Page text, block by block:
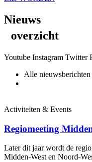
Nieuws
overzicht
Youtube Instagram Twitter
Alle nieuwsberichten
Activiteiten & Events
Regiomeeting
Later dit jaar wordt de
Midden-West en Noord-